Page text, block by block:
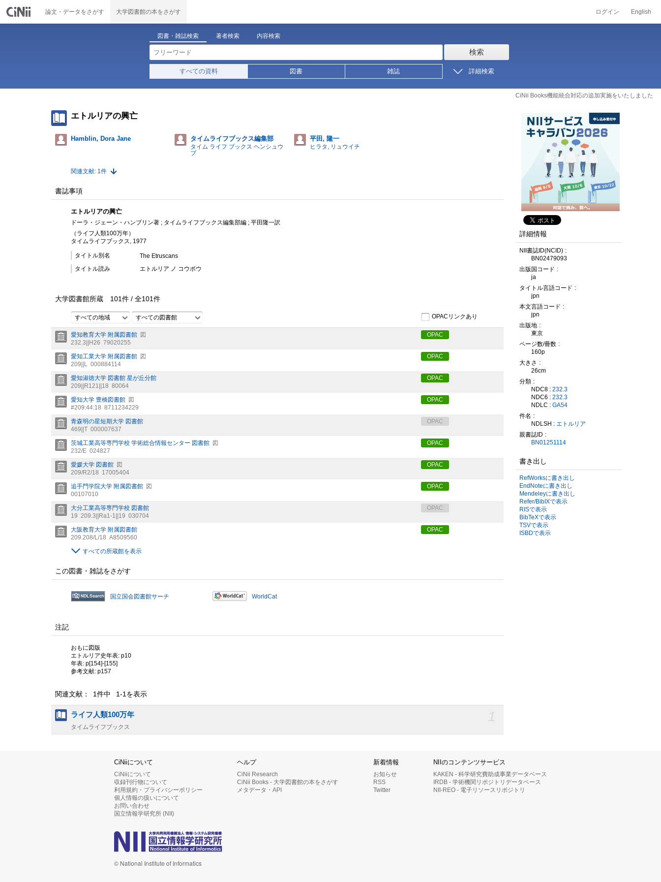
論文・データをさがす 大学図書館の本をさがす ログイン English
図書・雑誌検索 著者検索 内容検索
検索
すべての資料 図書 雑誌 詳細検索
CiNii Books機能統合対応の追加実施をいたしました
エトルリアの興亡
Hamblin, Dora Jane タイムライフブックス編集部
タイム ライフ ブックス ヘンシュウ
ブ
平田, 隆一
ヒラタ, リュウイチ
関連文献: 1件
書誌事項
エトルリアの興亡
ドーラ・ジェーン・ハンブリン著 ; タイムライフブックス編集部編 ; 平田隆一訳
（ライフ人類100万年）
タイムライフブックス, 1977
タイトル別名
The Etruscans
タイトル読み
エトルリア ノ コウボウ
大学図書館所蔵 101件 / 全101件
すべての地域 すべての図書館 OPACリンクあり
愛知教育大学 附属図書館 図
232.3||H26 79020255
OPAC
愛知工業大学 附属図書館 図
209||L 000884114
OPAC
愛知淑徳大学 図書館 星が丘分館
209||R121||18 80064
OPAC
愛知大学 豊橋図書館 図
#209:44:18 8711234229
OPAC
青森明の星短期大学 図書館
469||T 000007637
OPAC
茨城工業高等専門学校 学術総合情報センター 図書館 図
232/E 024827
OPAC
愛媛大学 図書館 図
209/R2/18 17005404
OPAC
追手門学院大学 附属図書館 図
00107010
OPAC
大分工業高等専門学校 図書館
19 209.3||Ra1-1||19 030704
OPAC
大阪教育大学 附属図書館
209.208/L/18 A8509560
OPAC
すべての所蔵館を表示
この図書・雑誌をさがす
国立国会図書館サーチ WorldCat
注記
おもに図版
エトルリア史年表: p10
年表: p[154]-[155]
参考文献: p157
関連文献： 1件中 1-1を表示
ライフ人類100万年
タイムライフブックス
詳細情報
NII書誌ID(NCID)
BN02479093
出版国コード
ja
タイトル言語コード
jpn
本文言語コード
jpn
出版地
東京
ページ数/冊数
160p
大きさ
26cm
分類
NDC8 : 232.3
NDC6 : 232.3
NDLC : GA54
件名
NDLSH : エトルリア
親書誌ID
BN01251114
書き出し
RefWorksに書き出し
EndNoteに書き出し
Mendeleyに書き出し
Refer/BibIXで表示
RISで表示
BibTeXで表示
TSVで表示
ISBDで表示
CiNiiについて
CiNiiについて
収録刊行物について
利用規約・プライバシーポリシー
個人情報の扱いについて
お問い合わせ
国立情報学研究所 (NII)
ヘルプ
CiNii Research
CiNii Books - 大学図書館の本をさがす
メタデータ・API
新着情報
お知らせ
RSS
Twitter
NIIのコンテンツサービス
KAKEN - 科学研究費助成事業データベース
IRDB - 学術機関リポジトリデータベース
NII-REO - 電子リソースリポジトリ
© National Institute of Informatics